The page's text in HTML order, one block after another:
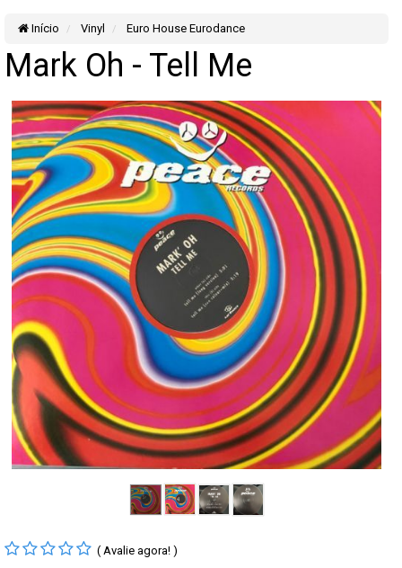
Início Vinyl Euro House Eurodance
Mark Oh - Tell Me
( Avalie agora! )